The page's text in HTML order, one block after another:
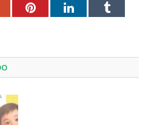
PinterestLinkedInTumblr